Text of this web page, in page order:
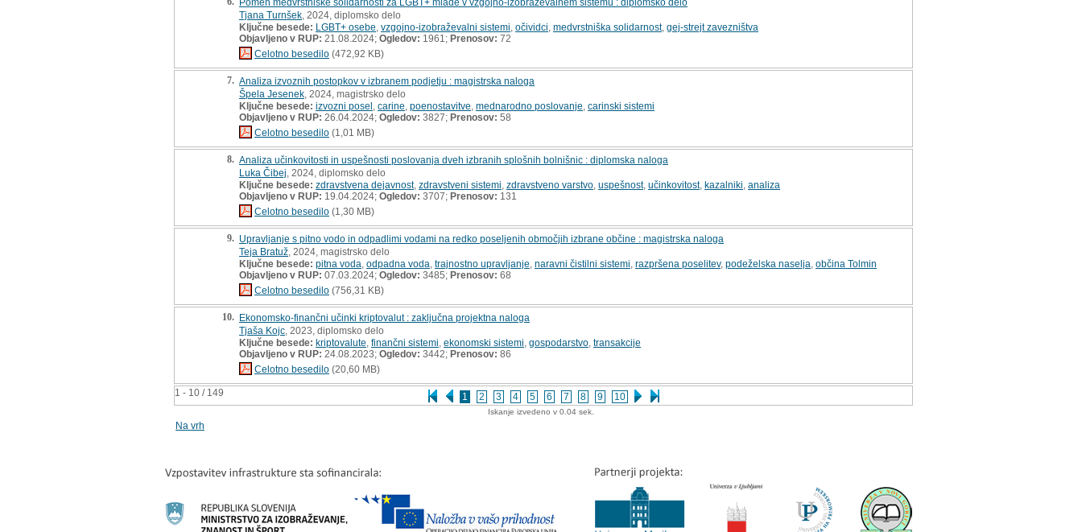
1 - 10 / 149 1 2 3 4 5 6 7 8 9 10
Tjana Turnšek , 2024, diplomsko delo
Ključne besede: LGBT+ osebe vzgojno-izobraževalni sistemi očividci medvrstniška solidarnost, gej-strejt zavezništva
Objavljeno v RUP: 21.08.2024; Ogledov: 1961; Prenosov: 72
Celotno besedilo (472,92 KB)
7. Analiza izvoznih postopkov v izbranem podjetju : magistrska naloga
Špela Jesenek , 2024, magistrsko delo
Ključne besede: izvozni posel carine poenostavitve mednarodno poslovanje carinski sistemi
Objavljeno v RUP: 26.04.2024; Ogledov: 3827; Prenosov: 58
Celotno besedilo (1,01 MB)
8. Analiza učinkovitosti in uspešnosti poslovanja dveh izbranih splošnih bolnišnic : diplomska naloga
Luka Čibej , 2024, diplomsko delo
Ključne besede: zdravstvena dejavnost, zdravstveni sistemi zdravstveno varstvo uspešnost, učinkovitost, kazalniki analiza
Objavljeno v RUP: 19.04.2024; Ogledov: 3707; Prenosov: 131
Celotno besedilo (1,30 MB)
9. Upravljanje s pitno vodo in odpadlimi vodami na redko poseljenih območjih izbrane občine : magistrska naloga
Teja Bratuž , 2024, magistrsko delo
Ključne besede: pitna voda odpadna voda trajnostno upravljanje naravni čistilni sistemi razpršena poselitev, podeželska naselja občina Tolmin
Objavljeno v RUP: 07.03.2024; Ogledov: 3485; Prenosov: 68
Celotno besedilo (756,31 KB)
10. Ekonomsko-finančni učinki kriptovalut : zaključna projektna naloga
Tjaša Kojc , 2023, diplomsko delo
Ključne besede: kriptovalute finančni sistemi ekonomski sistemi gospodarstvo transakcije
Objavljeno v RUP: 24.08.2023; Ogledov: 3442; Prenosov: 86
Celotno besedilo (20,60 MB)
Iskanje izvedeno v 0.04 sek.
Na vrh